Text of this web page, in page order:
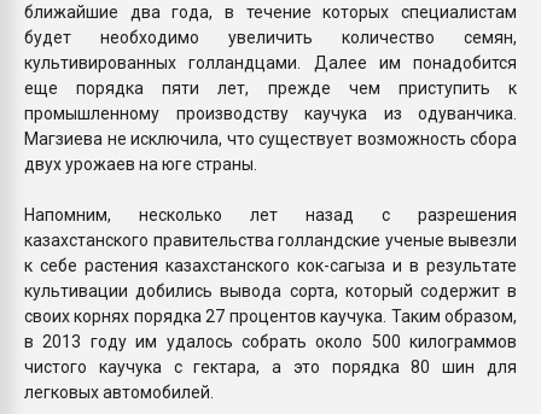
ближайшие два года, в течение которых специалистам
будет необходимо увеличить количество семян,
культивированных голландцами. Далее им понадобится
еще порядка пяти лет, прежде чем приступить к
промышленному производству каучука из одуванчика.
Магзиева не исключила, что существует возможность сбора
двух урожаев на юге страны.
Напомним, несколько лет назад с разрешения
казахстанского правительства голландские ученые вывезли
к себе растения казахстанского кок-сагыза и в результате
культивации добились вывода сорта, который содержит в
своих корнях порядка 27 процентов каучука. Таким образом,
в 2013 году им удалось собрать около 500 килограммов
чистого каучука с гектара, а это порядка 80 шин для
легковых автомобилей.